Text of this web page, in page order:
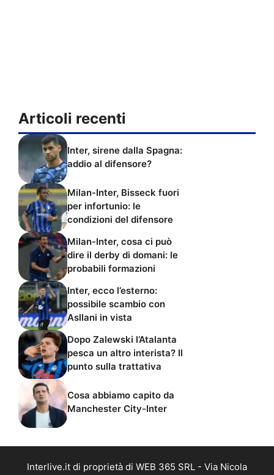
Articoli recenti
Inter, sirene dalla Spagna:
addio al difensore?
Milan-Inter, Bisseck fuori
per infortunio: le
condizioni del difensore
Milan-Inter, cosa ci può
dire il derby di domani: le
probabili formazioni
Inter, ecco l’esterno:
possibile scambio con
Asllani in vista
Dopo Zalewski l’Atalanta
pesca un altro interista? Il
punto sulla trattativa
Cosa abbiamo capito da
Manchester City-Inter
Interlive.it di proprietà di WEB 365 SRL - Via Nicola